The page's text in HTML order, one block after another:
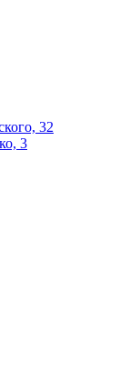
32
3